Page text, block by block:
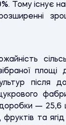
. Тому існує
площі
після
— 25,6
та